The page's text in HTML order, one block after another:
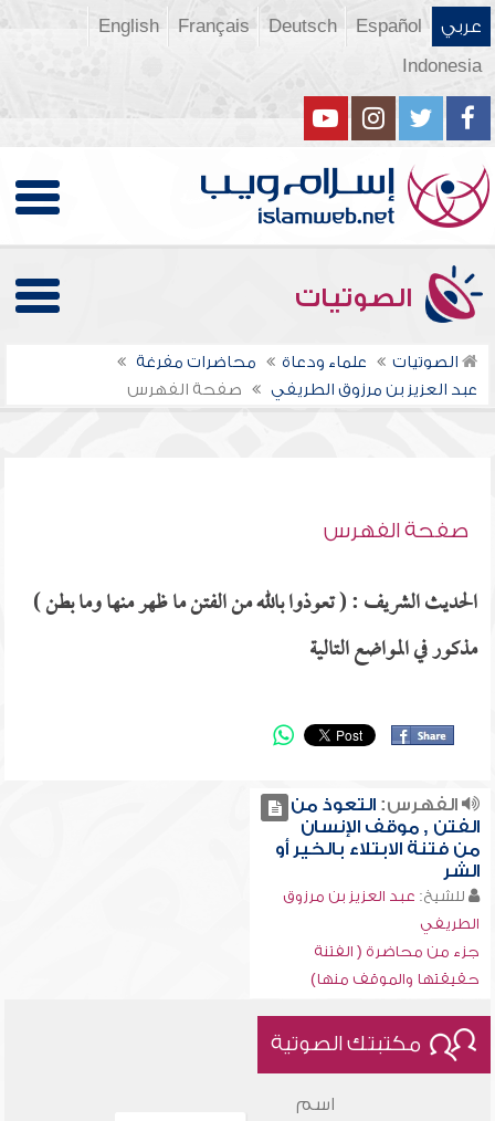
عربي Español
Deutsch
Français
English
Indonesia
الصوتيات
الصوتيات علماء ودعاة
محاضرات مفرغة
عبد العزيز بن مرزوق الطريفي
صفحة الفهرس
صفحة الفهرس
الحديث الشريف : ( تعوذوا بالله من الفتن ما ظهر منها وما بطن )
مذكور في المواضع التالية
الفهرس:التعوذ من
الفتن , موقف الإنسان
من فتنة الابتلاء بالخير أو
الشر
للشيخ: عبد العزيز بن مرزوق
الطريفي
جزء من محاضرة ( الفتنة
حقيقتها والموقف منها)
مكتبتك الصوتية
اسم